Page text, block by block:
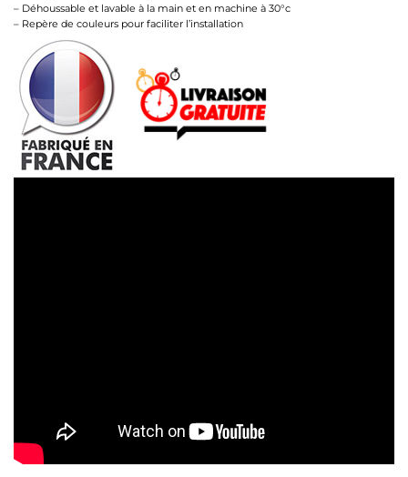
– Déhoussable et lavable à la main et en machine à 30°c
– Repère de couleurs pour faciliter l’installation